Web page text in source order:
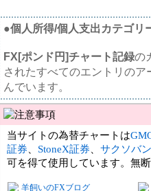
●個人所得/個人支出カテゴリ
FX[ポンド円]チャート記録の
されたすべてのエントリの
んでいます。
当サイトの為替チャートは
証券
StoneX証券
サクソバ
可を得て使用しています。無
羊飼いのFXブログ